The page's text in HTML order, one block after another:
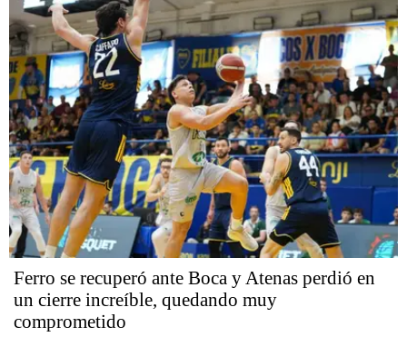
Ferro se recuperó ante Boca y Atenas perdió en
un cierre increíble, quedando muy
comprometido